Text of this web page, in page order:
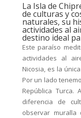
La Isla de
de culturas y
naturales, su
actividades al
destino ideal
Este paraíso
actividades al
Nicosia, es la
Por un lado
República
diferencia de
observar